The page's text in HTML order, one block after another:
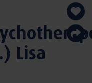
Lisa